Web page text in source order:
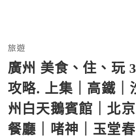
旅遊
廣州 美食、住、玩
攻略. 上集｜高鐵｜
州白天鵝賓館｜北
餐廳｜啫神｜玉堂